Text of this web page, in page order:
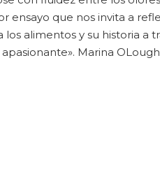
ensayo que nos invita a
alimentos y su historia a
Marina